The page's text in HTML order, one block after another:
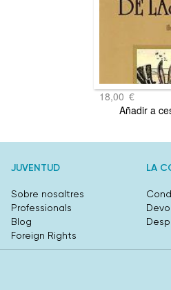
18,00 €
Añadir a
JUVENTUD
Sobre nosaltres
Professionals
Blog
Foreign Rights
LA